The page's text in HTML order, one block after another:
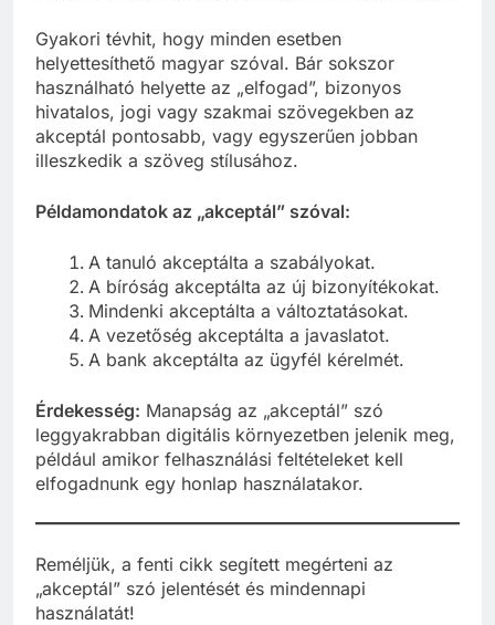
Gyakori tévhit, hogy minden esetben
helyettesíthető magyar szóval. Bár sokszor
használható helyette az „elfogad”, bizonyos
hivatalos, jogi vagy szakmai szövegekben az
akceptál pontosabb, vagy egyszerűen jobban
illeszkedik a szöveg stílusához.
Példamondatok az „akceptál” szóval:
A tanuló akceptálta a szabályokat.
A bíróság akceptálta az új bizonyítékokat.
Mindenki akceptálta a változtatásokat.
A vezetőség akceptálta a javaslatot.
A bank akceptálta az ügyfél kérelmét.
Érdekesség: Manapság az „akceptál” szó
leggyakrabban digitális környezetben jelenik meg,
például amikor felhasználási feltételeket kell
elfogadnunk egy honlap használatakor.
Reméljük, a fenti cikk segített megérteni az
„akceptál” szó jelentését és mindennapi
használatát!